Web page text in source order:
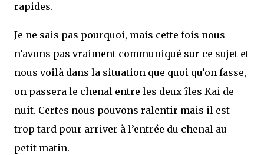
rapides.
Je ne sais pas pourquoi, mais cette fois nous
n’avons pas vraiment communiqué sur ce sujet et
nous voilà dans la situation que quoi qu’on fasse,
on passera le chenal entre les deux îles Kai de
nuit. Certes nous pouvons ralentir mais il est
trop tard pour arriver à l’entrée du chenal au
petit matin.